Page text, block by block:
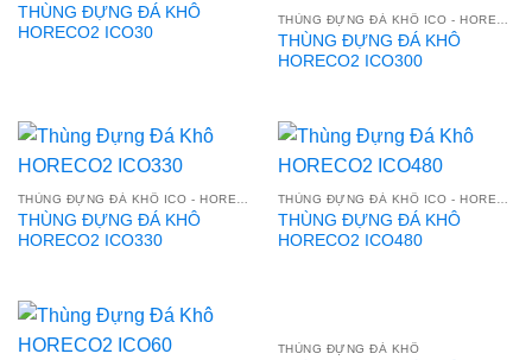
THÙNG ĐỰNG ĐÁ KHÔ
HORECO2 ICO30
THÙNG ĐỰNG ĐÁ KHÔ
HORECO2 ICO300
THÙNG ĐỰNG ĐÁ KHÔ ICO - HORECO2
THÙNG ĐỰNG ĐÁ KHÔ
HORECO2 ICO330
THÙNG ĐỰNG ĐÁ KHÔ ICO - HORECO2
THÙNG ĐỰNG ĐÁ KHÔ
HORECO2 ICO480
THÙNG ĐỰNG ĐÁ KHÔ